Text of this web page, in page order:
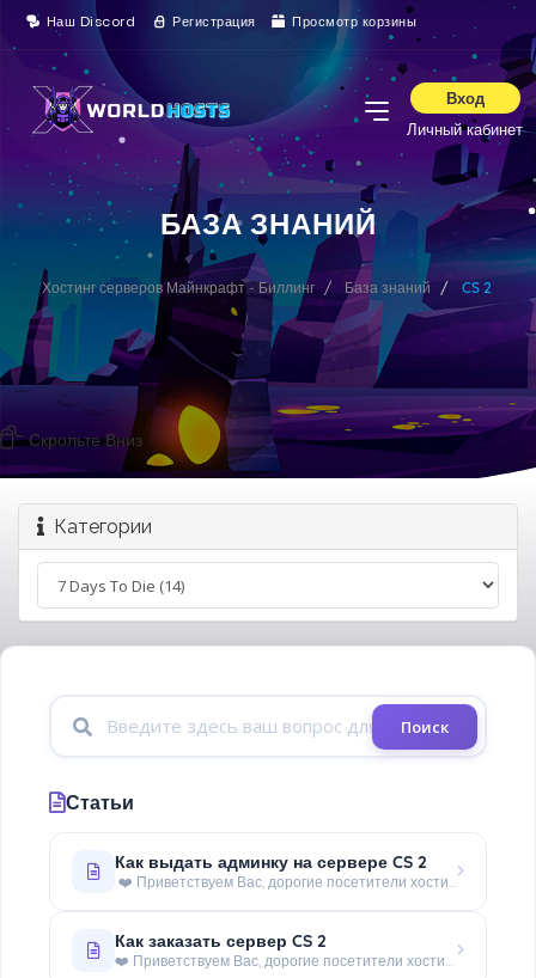
Наш Discord Регистрация Просмотр корзины
Вход
Личный кабинет
БАЗА ЗНАНИЙ
Хостинг серверов Майнкрафт - Биллинг База знаний CS 2
Скрольте Вниз
Категории
Поиск
Статьи
Как выдать админку на сервере CS 2
❤️ Приветствуем Вас, дорогие посетители хостинга - WorldHosts.FUN! Мы подготовили краткую инструкцию по выдаче...
Как заказать сервер CS 2
❤️ Приветствуем Вас, дорогие посетители хостинга - WorldHosts.FUN! В данной статье мы расскажем, как заказать сервер...